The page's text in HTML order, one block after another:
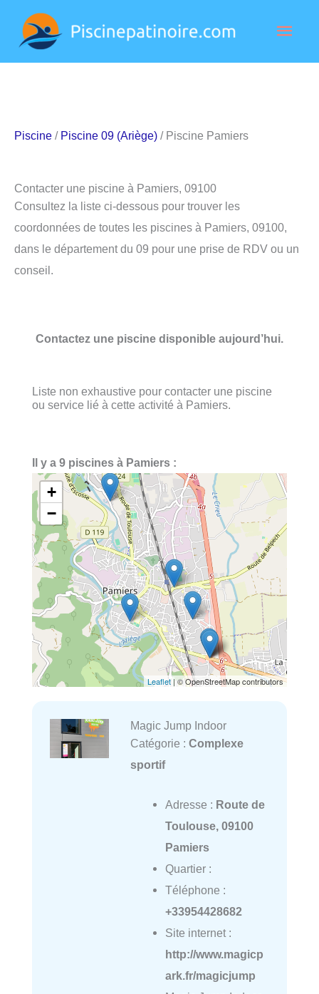
contenu
Piscine / Piscine 09 (Ariège) / Piscine Pamiers
Contacter une piscine à Pamiers, 09100
Consultez la liste ci-dessous pour trouver les
coordonnées de toutes les piscines à Pamiers, 09100,
dans le département du 09 pour une prise de RDV ou un
conseil.
Contactez une piscine disponible aujourd’hui.
Liste non exhaustive pour contacter une piscine
ou service lié à cette activité à Pamiers.
Il y a 9 piscines à Pamiers :
+
−
Leaflet| © OpenStreetMap contributors
Magic Jump Indoor
Catégorie : Complexe
sportif
Adresse : Route de
Toulouse, 09100
Pamiers
Quartier :
Téléphone :
+33954428682
Site internet :
http://www.magicp
ark.fr/magicjump